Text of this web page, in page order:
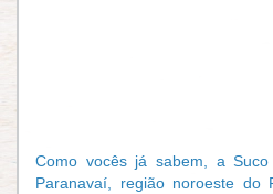
Como vocês já sabem, a
Paranavaí, região noroeste do